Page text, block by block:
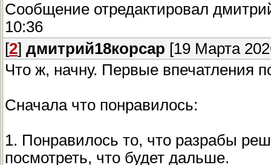
Сообщение отредактировал
10:36
[2] дмитрий18корсар [19 Марта
Что ж, начну. Первые впечатления
Сначала что понравилось:
1. Понравилось то, что разрабы
посмотреть, что будет дальше.